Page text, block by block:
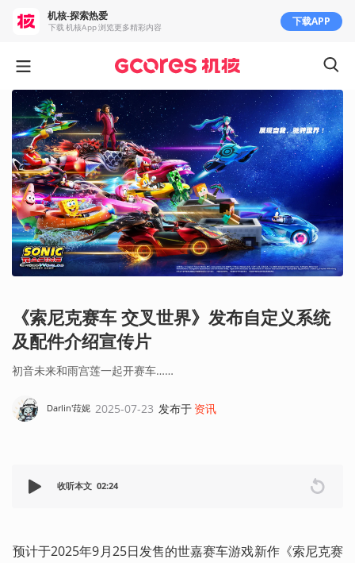
《索尼克赛车 交叉世界》发布自定义系统
及配件介绍宣传片
初音未来和雨宫莲一起开赛车……
Darlin'菈妮 2025-07-23 发布于 资讯
收听本文 02:24
预计于2025年9月25日发售的世嘉赛车游戏新作《索尼克赛
机核-探索热爱
下载 机核App 浏览更多精彩内容 下载APP